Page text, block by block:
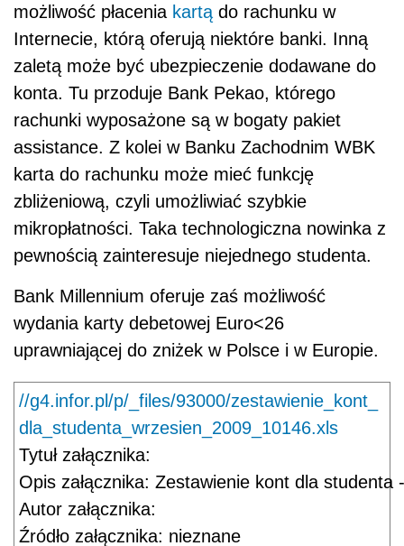
możliwość płacenia kartądo rachunku w
Internecie, którą oferują niektóre banki. Inną
zaletą może być ubezpieczenie dodawane do
konta. Tu przoduje Bank Pekao, którego
rachunki wyposażone są w bogaty pakiet
assistance. Z kolei w Banku Zachodnim WBK
karta do rachunku może mieć funkcję
zbliżeniową, czyli umożliwiać szybkie
mikropłatności. Taka technologiczna nowinka z
pewnością zainteresuje niejednego studenta.
Bank Millennium oferuje zaś możliwość
wydania karty debetowej Euro<26
uprawniającej do zniżek w Polsce i w Europie.
//g4.infor.pl/p/_files/93000/zestawienie_kont_
dla_studenta_wrzesien_2009_10146.xls
Tytuł załącznika:
Opis załącznika: Zestawienie kont dla studenta
Autor załącznika:
Źródło załącznika: nieznane